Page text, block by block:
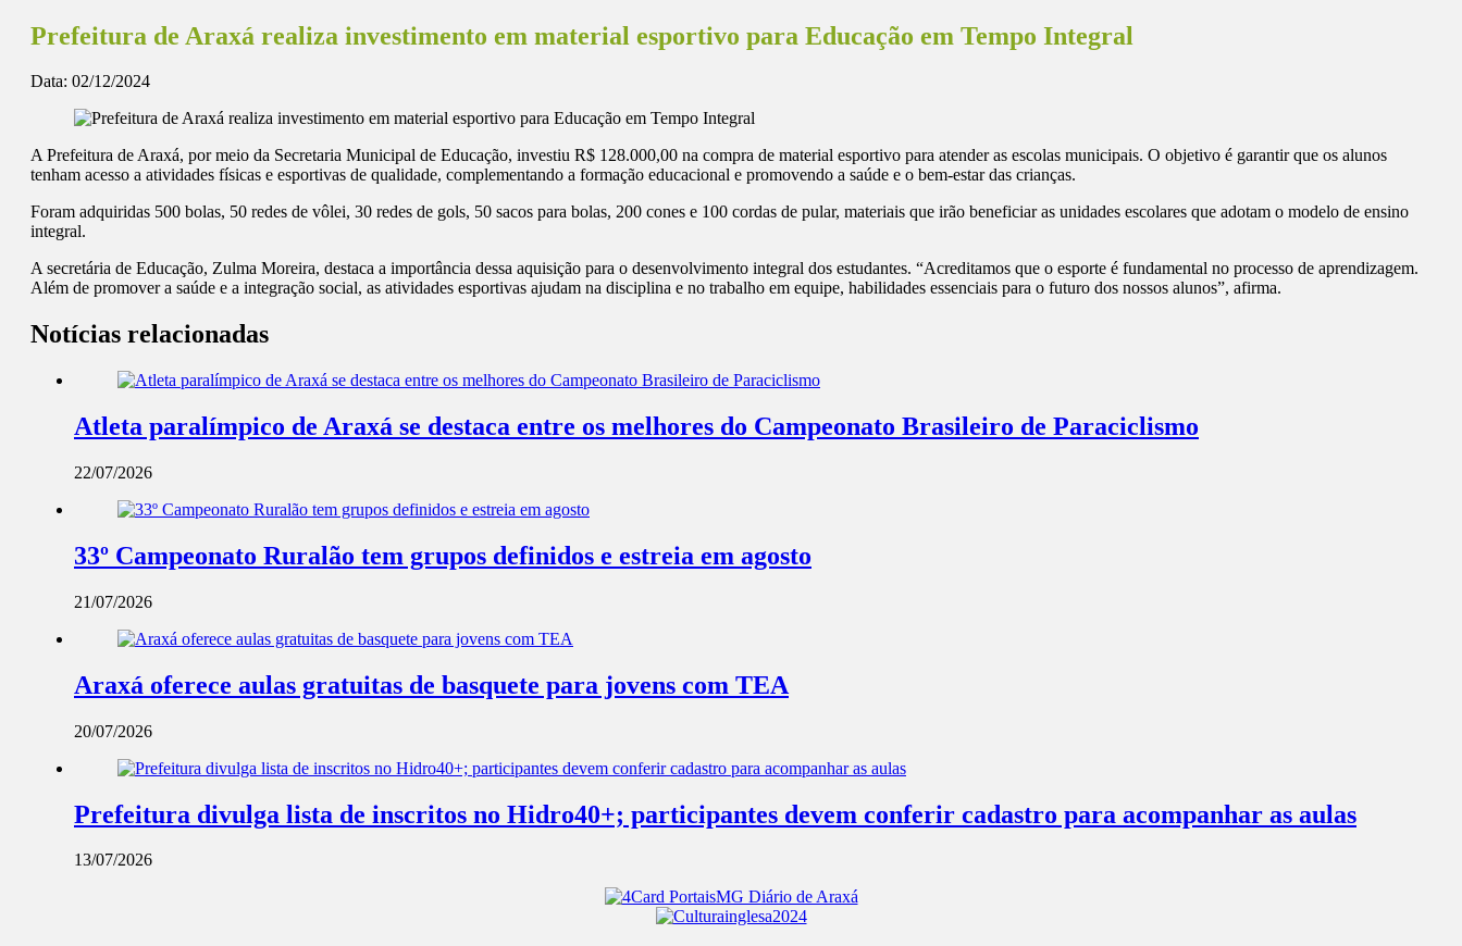
Prefeitura de Araxá realiza investimento em material esportivo para Educação em Tempo Integral
Data: 02/12/2024
A Prefeitura de Araxá, por meio da Secretaria Municipal de Educação, investiu R$ 128.000,00 na compra de material esportivo para atender as escolas municipais. O objetivo é garantir que os alunos
tenham acesso a atividades físicas e esportivas de qualidade, complementando a formação educacional e promovendo a saúde e o bem-estar das crianças.
Foram adquiridas 500 bolas, 50 redes de vôlei, 30 redes de gols, 50 sacos para bolas, 200 cones e 100 cordas de pular, materiais que irão beneficiar as unidades escolares que adotam o modelo de ensino
integral.
A secretária de Educação, Zulma Moreira, destaca a importância dessa aquisição para o desenvolvimento integral dos estudantes. “Acreditamos que o esporte é fundamental no processo de aprendizagem.
Além de promover a saúde e a integração social, as atividades esportivas ajudam na disciplina e no trabalho em equipe, habilidades essenciais para o futuro dos nossos alunos”, afirma.
Notícias relacionadas
Atleta paralímpico de Araxá se destaca entre os melhores do Campeonato Brasileiro de Paraciclismo
22/07/2026
33º Campeonato Ruralão tem grupos definidos e estreia em agosto
21/07/2026
Araxá oferece aulas gratuitas de basquete para jovens com TEA
20/07/2026
Prefeitura divulga lista de inscritos no Hidro40+; participantes devem conferir cadastro para acompanhar as aulas
13/07/2026